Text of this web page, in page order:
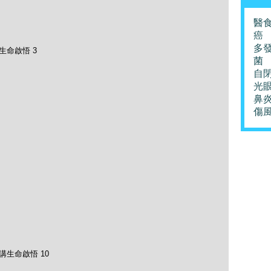
命啟悟 3
生命啟悟 10
醫
癌
多
菌
自
光
鼻
傷